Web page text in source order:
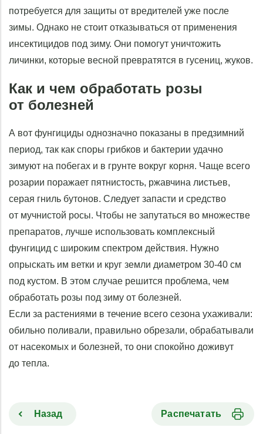
потребуется для защиты от вредителей уже после
зимы. Однако не стоит отказываться от применения
инсектицидов под зиму. Они помогут уничтожить
личинки, которые весной превратятся в гусениц, жуков.
Как и чем обработать розы
от болезней
А вот фунгициды однозначно показаны в предзимний
период, так как споры грибков и бактерии удачно
зимуют на побегах и в грунте вокруг корня. Чаще всего
розарии поражает пятнистость, ржавчина листьев,
серая гниль бутонов. Следует запасти и средство
от мучнистой росы. Чтобы не запутаться во множестве
препаратов, лучше использовать комплексный
фунгицид с широким спектром действия. Нужно
опрыскать им ветки и круг земли диаметром 30-40 см
под кустом. В этом случае решится проблема, чем
обработать розы под зиму от болезней.
Если за растениями в течение всего сезона ухаживали:
обильно поливали, правильно обрезали, обрабатывали
от насекомых и болезней, то они спокойно доживут
до тепла.
Распечатать
Назад